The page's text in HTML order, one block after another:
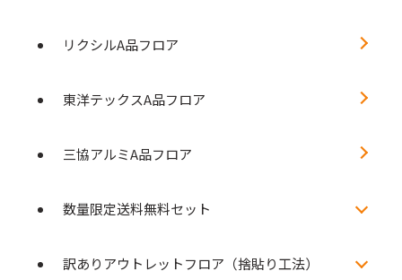
リクシルA品フロア
東洋テックスA品フロア
三協アルミA品フロア
数量限定送料無料セット
訳ありアウトレットフロア（捨貼り工法）